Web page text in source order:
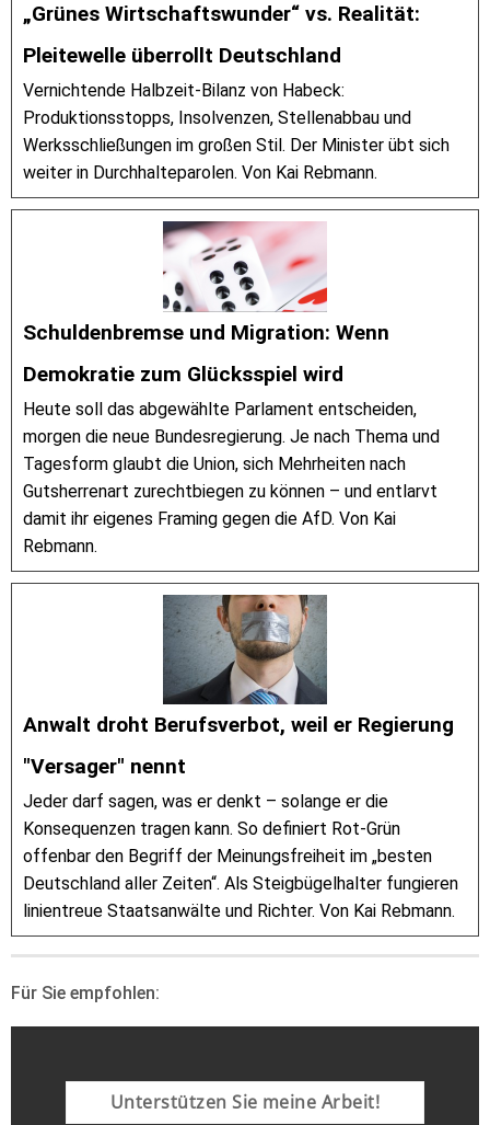
„Grünes Wirtschaftswunder“ vs. Realität:
Pleitewelle überrollt Deutschland
Vernichtende Halbzeit-Bilanz von Habeck:
Produktionsstopps, Insolvenzen, Stellenabbau und
Werksschließungen im großen Stil. Der Minister übt sich
weiter in Durchhalteparolen. Von Kai Rebmann.
Schuldenbremse und Migration: Wenn
Demokratie zum Glücksspiel wird
Heute soll das abgewählte Parlament entscheiden,
morgen die neue Bundesregierung. Je nach Thema und
Tagesform glaubt die Union, sich Mehrheiten nach
Gutsherrenart zurechtbiegen zu können – und entlarvt
damit ihr eigenes Framing gegen die AfD. Von Kai
Rebmann.
Anwalt droht Berufsverbot, weil er Regierung
"Versager" nennt
Jeder darf sagen, was er denkt – solange er die
Konsequenzen tragen kann. So definiert Rot-Grün
offenbar den Begriff der Meinungsfreiheit im „besten
Deutschland aller Zeiten“. Als Steigbügelhalter fungieren
linientreue Staatsanwälte und Richter. Von Kai Rebmann.
Für Sie empfohlen:
Unterstützen Sie meine Arbeit!